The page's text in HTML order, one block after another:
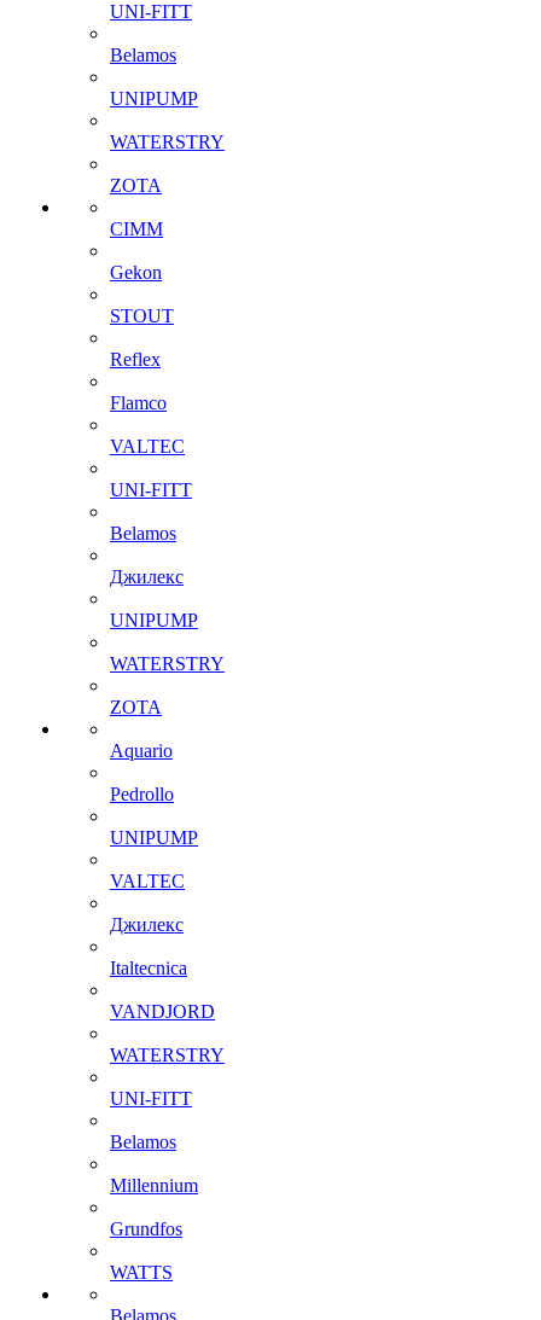
UNI-FITT
Belamos
UNIPUMP
WATERSTRY
ZOTA
CIMM
Gekon
STOUT
Reflex
Flamco
VALTEC
UNI-FITT
Belamos
Джилекс
UNIPUMP
WATERSTRY
ZOTA
Aquario
Pedrollo
UNIPUMP
VALTEC
Джилекс
Italtecnica
VANDJORD
WATERSTRY
UNI-FITT
Belamos
Millennium
Grundfos
WATTS
Belamos